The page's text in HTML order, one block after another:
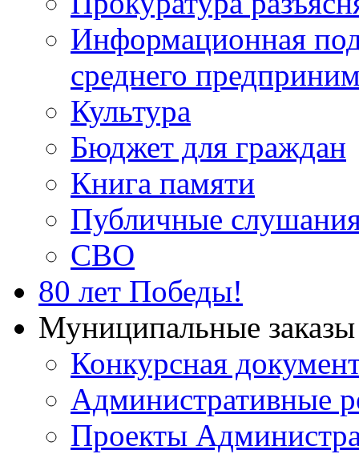
Информационная
среднего
Культура
Бюджет для граждан
Книга памяти
Публичные
СВО
80 лет Победы!
Муниципальные
Конкурсная
Административные
Проекты